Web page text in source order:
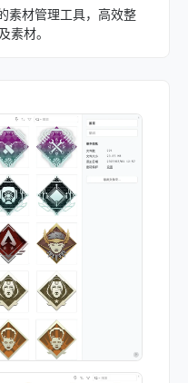
素材管理工具，高效整
素材。